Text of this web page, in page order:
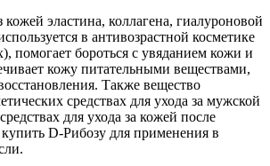
эластина, коллагена, гиалуроновой
в антивозрастной косметике
помогает бороться с увяданием кожи и
кожу питательными веществами,
Также вещество
средствах для ухода за мужской
для ухода за кожей после
D-Рибозу для применения в